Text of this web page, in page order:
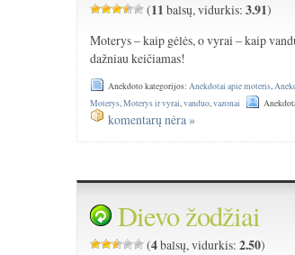
(11 balsų, vidurkis:3.91)
Moterys – kaip gėlės, o vyrai – kaip
dažniau keičiamas!
Anekdoto kategorijos:Anekdotai apie moteris,
Moterys,Moterys ir vyrai,vanduo,vazonai
komentarų nėra »
Dievo žodžiai
(4balsų, vidurkis:2.50)